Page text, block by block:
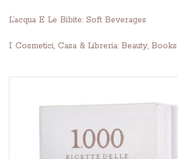
L’acqua E Le Bibite: Soft Beverages
I Cosmetici, Casa & Libreria: Beauty,